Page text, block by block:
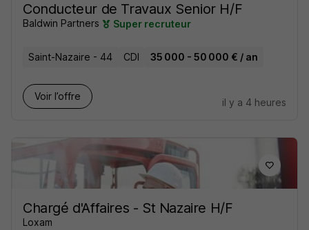
Conducteur de Travaux Senior H/F
Baldwin Partners Super recruteur
Saint-Nazaire - 44 CDI 35 000 - 50 000 € / an
Voir l’offre
il y a 4 heures
Chargé d'Affaires - St Nazaire H/F
Loxam